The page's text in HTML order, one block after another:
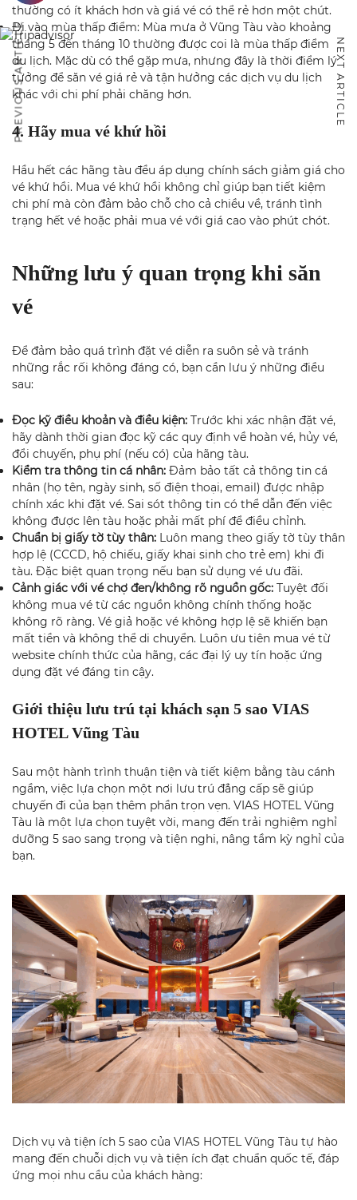
thường có ít khách hơn và giá vé có thể rẻ hơn một chút.
Đi vào mùa thấp điểm: Mùa mưa ở Vũng Tàu vào khoảng
tháng 5 đến tháng 10 thường được coi là mùa thấp điểm
du lịch. Mặc dù có thể gặp mưa, nhưng đây là thời điểm lý
tưởng để săn vé giá rẻ và tận hưởng các dịch vụ du lịch
khác với chi phí phải chăng hơn.
4. Hãy mua vé khứ hồi
Hầu hết các hãng tàu đều áp dụng chính sách giảm giá cho
vé khứ hồi. Mua vé khứ hồi không chỉ giúp bạn tiết kiệm
chi phí mà còn đảm bảo chỗ cho cả chiều về, tránh tình
trạng hết vé hoặc phải mua vé với giá cao vào phút chót.
Những lưu ý quan trọng khi săn
vé
Để đảm bảo quá trình đặt vé diễn ra suôn sẻ và tránh
những rắc rối không đáng có, bạn cần lưu ý những điều
sau:
Đọc kỹ điều khoản và điều kiện: Trước khi xác nhận đặt vé,
hãy dành thời gian đọc kỹ các quy định về hoàn vé, hủy vé,
đổi chuyến, phụ phí (nếu có) của hãng tàu.
Kiểm tra thông tin cá nhân: Đảm bảo tất cả thông tin cá
nhân (họ tên, ngày sinh, số điện thoại, email) được nhập
chính xác khi đặt vé. Sai sót thông tin có thể dẫn đến việc
không được lên tàu hoặc phải mất phí để điều chỉnh.
Chuẩn bị giấy tờ tùy thân: Luôn mang theo giấy tờ tùy thân
hợp lệ (CCCD, hộ chiếu, giấy khai sinh cho trẻ em) khi đi
tàu. Đặc biệt quan trọng nếu bạn sử dụng vé ưu đãi.
Cảnh giác với vé chợ đen/không rõ nguồn gốc: Tuyệt đối
không mua vé từ các nguồn không chính thống hoặc
không rõ ràng. Vé giả hoặc vé không hợp lệ sẽ khiến bạn
mất tiền và không thể di chuyển. Luôn ưu tiên mua vé từ
website chính thức của hãng, các đại lý uy tín hoặc ứng
dụng đặt vé đáng tin cậy.
Giới thiệu lưu trú tại khách sạn 5 sao VIAS
HOTEL Vũng Tàu
Sau một hành trình thuận tiện và tiết kiệm bằng tàu cánh
ngầm, việc lựa chọn một nơi lưu trú đẳng cấp sẽ giúp
chuyến đi của bạn thêm phần trọn vẹn. VIAS HOTEL Vũng
Tàu là một lựa chọn tuyệt vời, mang đến trải nghiệm nghỉ
dưỡng 5 sao sang trọng và tiện nghi, nâng tầm kỳ nghỉ của
bạn.
Dịch vụ và tiện ích 5 sao của VIAS HOTEL Vũng Tàu tự hào
mang đến chuỗi dịch vụ và tiện ích đạt chuẩn quốc tế, đáp
ứng mọi nhu cầu của khách hàng:
PREVIOUS ARTICLE NEXT ARTICLE